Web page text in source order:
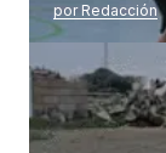
por Redacción